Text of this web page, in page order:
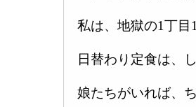
私は、地獄の1丁
日替わり定食は、
娘たちがいれば、